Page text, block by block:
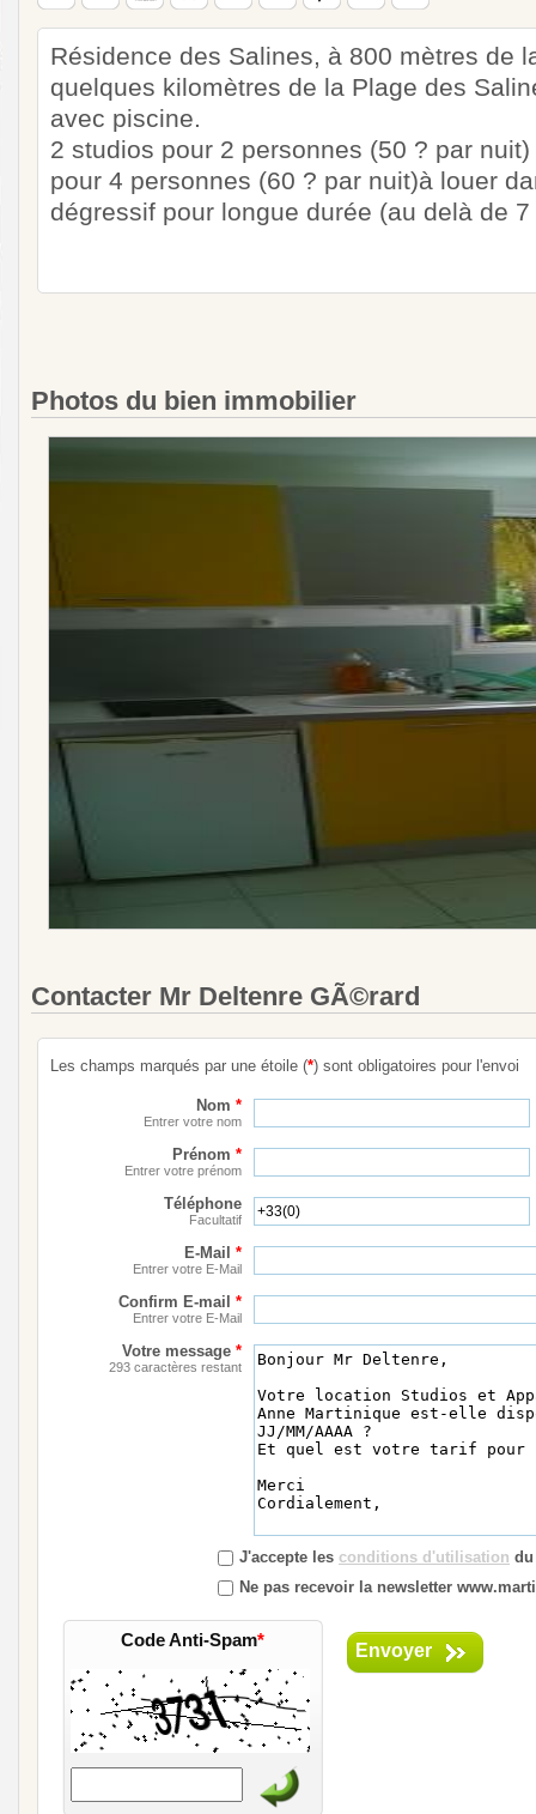
Résidence des Salines, à 800 mètres de
quelques kilomètres de la Plage des
avec piscine.
2 studios pour 2 personnes (50 ? par
pour 4 personnes (60 ? par nuit)à louer
dégressif pour longue durée (au delà de
Photos du bien immobilier
Contacter Mr Deltenre GÃ©rard
Les champs marqués par une étoile (*) sont obligatoires pour l'envoi
Nom *
Entrer votre nom
Prénom *
Entrer votre prénom
Téléphone
Facultatif
E-Mail *
Entrer votre E-Mail
Confirm E-mail *
Entrer votre E-Mail
Votre message *
293 caractères restant
J'accepte les conditions d'utilisation
Ne pas recevoir la newsletter
Code Anti-Spam* Envoyer